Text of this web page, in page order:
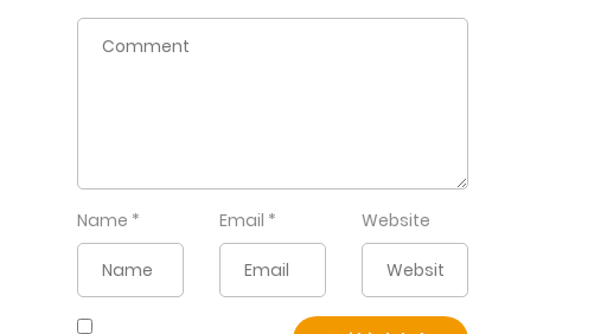
Name * Email * Website